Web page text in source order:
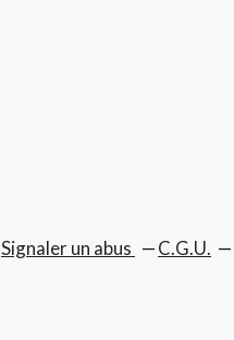
Signaler un abus C.G.U.